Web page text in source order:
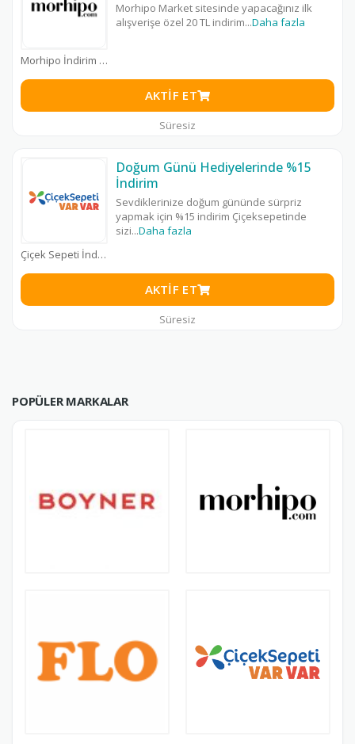
Morhipo İndirim Kodu
Morhipo Market sitesinde yapacağınız ilk
alışverişe özel 20 TL indirim...Daha fazla
AKTIF ET
Süresiz
Çiçek Sepeti İndirim Kodu
Doğum Günü Hediyelerinde %15
İndirim
Sevdiklerinize doğum gününde sürpriz
yapmak için %15 indirim Çiçeksepetinde
sizi...Daha fazla
AKTIF ET
Süresiz
POPÜLER MARKALAR